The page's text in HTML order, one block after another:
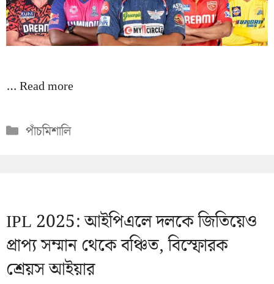
…Read more
Categories
পাঁচমিশালি
IPL 2025: আইপিএলে দলকে জিতিয়েও
প্রাপ্য সম্মান থেকে বঞ্চিত, বিস্ফোরক
শ্রেয়স আইয়ার